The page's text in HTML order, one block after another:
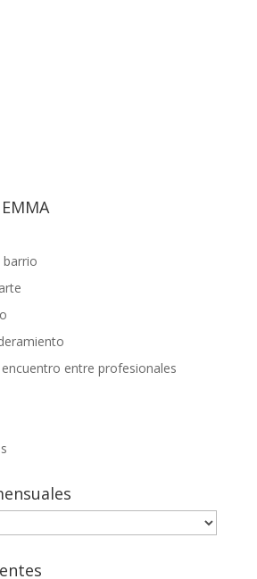
barrio
entre profesionales